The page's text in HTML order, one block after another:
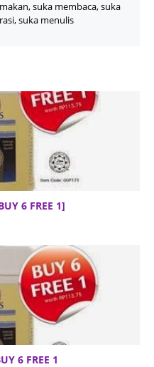
suka membaca, suka
suka menulis
6 FREE 1]
6 FREE 1